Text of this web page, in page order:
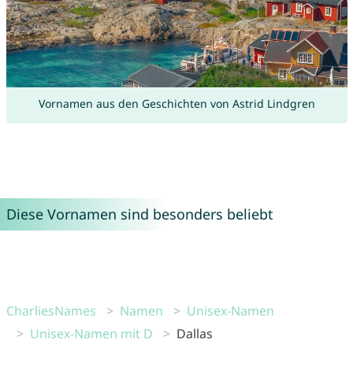
Vornamen aus den Geschichten von Astrid Lindgren
Diese Vornamen sind besonders beliebt
CharliesNames Namen
Unisex-Namen
Unisex-Namen mit D
Dallas